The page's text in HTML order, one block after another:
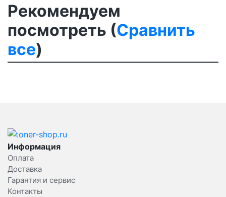
Рекомендуем
посмотреть (Сравнить
все)
Информация
Оплата
Доставка
Гарантия и сервис
Контакты